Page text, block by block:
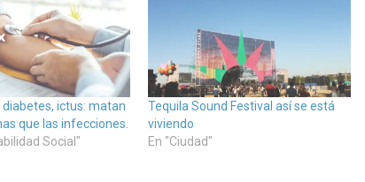
diabetes, ictus: matan
que las infecciones.
Social"
Tequila Sound Festival así se está
viviendo
En "Ciudad"